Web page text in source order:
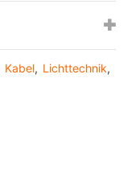
Kabel, Lichttechnik,